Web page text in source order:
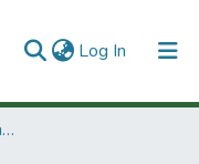
Log In (current)
3. Recursos de Información Científica y Tecnológica